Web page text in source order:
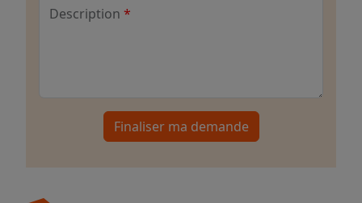
Description
Finaliser ma demande